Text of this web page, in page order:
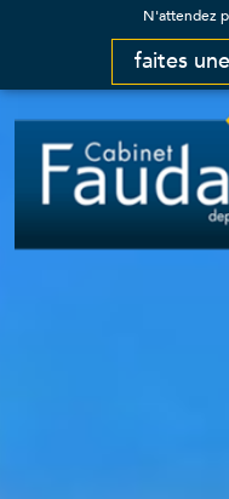
N'attendez
faites